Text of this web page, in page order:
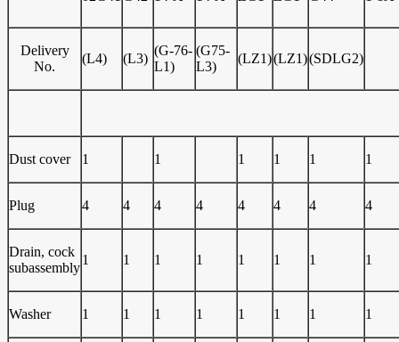
Delivery
No.
(L4) (L3)
(G-76-
L1)
(G75-
L3)
(LZ1)(LZ1)(SDLG2)
Dust cover 1 1 1 1 1 1
Plug 4 4 4 4 4 4 4 4
Drain, cock
subassembly
1 1 1 1 1 1 1 1
Washer 1 1 1 1 1 1 1 1